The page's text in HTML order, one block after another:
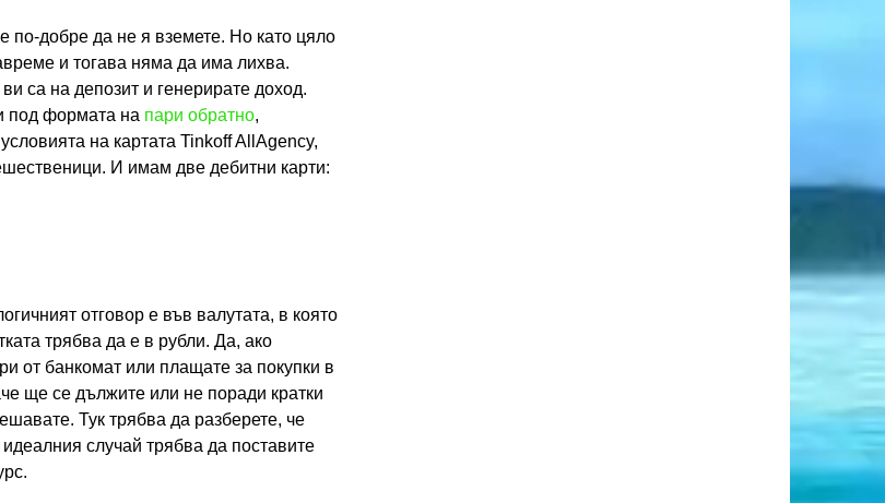
по-добре да не я вземете. Но като цяло
и тогава няма да има лихва.
са на депозит и генерирате доход.
под формата на пари обратно,
на картата Tinkoff AllAgency,
И имам две дебитни карти:
отговор е във валутата, в която
трябва да е в рубли. Да, ако
от банкомат или плащате за покупки в
ще се дължите или не поради кратки
Тук трябва да разберете, че
случай трябва да поставите